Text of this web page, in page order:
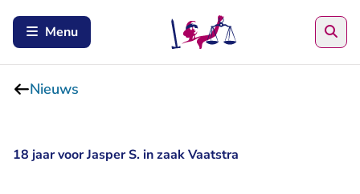
Menu
Nieuws
18 jaar voor Jasper S. in zaak Vaatstra